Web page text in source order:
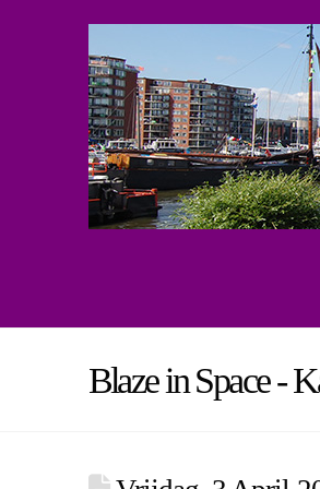
Blaze in Space -